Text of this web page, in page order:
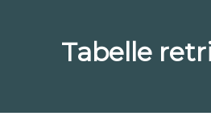
Tabelle